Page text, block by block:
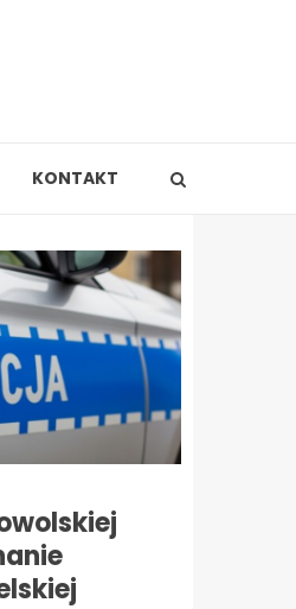
KONTAKT